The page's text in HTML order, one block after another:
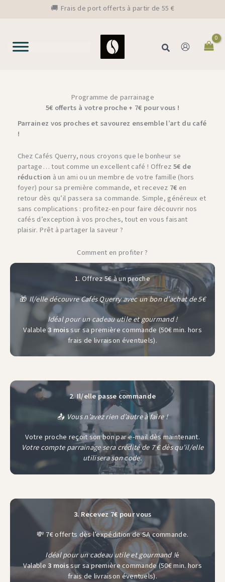
🚚 Frais de port offerts à partir de 55 €
Rechercher
Programme de parrainage
5€ offerts à votre proche + 7€ pour vous !
Parrainez vos proches et savourez ensemble l’art du café
!
Chez Cafés Querry, nous croyons que le bonheur se
partage… tout comme un excellent café ! Offrez5€ de
réduction à un ami ou un membre de votre famille (hors
foyer) pour sa première commande, et recevez 7€ en
retour dès qu’il passera sa commande. Simple, généreux et
sans complications : profitez-en pour faire découvrir nos
cafés d’exception à vos proches, tout en vous faisant
plaisir. Prêt à partager la saveur ?
Comment en profiter ?
1. Offrez 5€ à un proche
🎁 Il/elle découvre Cafés Querry avec un bon d’achat de 5€
Idéal pour un cadeau utile et gourmand !
Valable3 moissur sa première commande (50€ min. hors
frais de livraison éventuels).
2. Il/elle passe commande
📤 Vous n’avez rien d’autre à faire !
Votre proche reçoit son bon par e-mail dès maintenant.
Votrecompte parrainagesera crédité de 7 € dès qu’il/elle
utilisera son code.
3. Recevez 7€ pour vous
💸 7€ offerts dès l’expédition de SA commande.
Idéal pour un cadeau utile et gourmand !é
Valable3 moissur sa première commande (50€ min. hors
frais de livraison éventuels).